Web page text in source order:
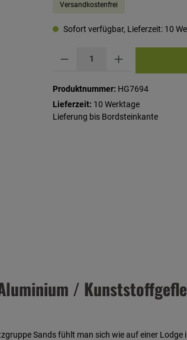
Versandkostenfrei
Sofort verfügbar, Lieferzeit: 10
Produktnummer: HG7694
Lieferzeit: 10 Werktage
Lieferung bis Bordsteinkante
/
Sands fühlt man sich wie auf einer Lodge